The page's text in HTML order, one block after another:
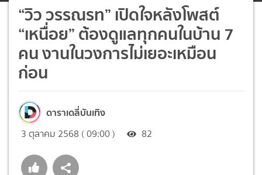
“วิว วรรณรท” เปิดใจหลังโพสต์
“เหนื่อย” ต้องดูแลทุกคนในบ้าน 7
คน งานในวงการไม่เยอะเหมือน
ก่อน
ดาราเดลี่บันเทิง
3 ตุลาคม 2568 ( 09:00 ) 82